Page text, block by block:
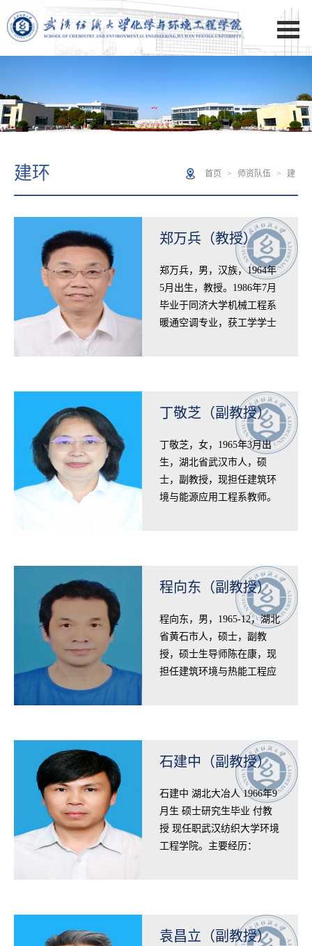
建环 首页 > 师资队伍 > 建
郑万兵（教授）
​郑万兵，男，汉族，1964年
5月出生，教授。1986年7月
毕业于同济大学机械工程系
暖通空调专业，获工学学士
丁敬芝（副教授）
​丁敬芝，女，1965年3月出
生，湖北省武汉市人，硕
士，副教授，现担任建筑环
境与能源应用工程系教师。
程向东（副教授）
​程向东，男，1965-12，湖北
省黄石市人，硕士，副教
授，硕士生导师陈在康，现
担任建筑环境与热能工程应
石建中（副教授）
​石建中 湖北大冶人 1966年9
月生 硕士研究生毕业 付教
授 现任职武汉纺织大学环境
工程学院。主要经历：
袁昌立（副教授）